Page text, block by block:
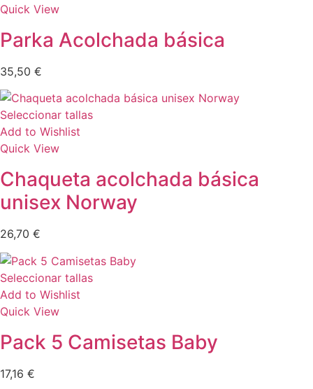
Quick View
Parka Acolchada básica
35,50 €
Seleccionar tallas
Add to Wishlist
Quick View
Chaqueta acolchada básica
unisex Norway
26,70 €
Seleccionar tallas
Add to Wishlist
Quick View
Pack 5 Camisetas Baby
17,16 €